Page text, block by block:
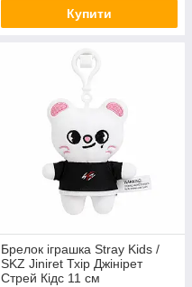
Купити
Брелок іграшка Stray Kids /
SKZ Jiniret Тхір Джінірет
Стрей Кідс 11 см